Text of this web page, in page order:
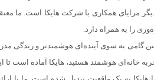
مزایای همکاری با شرکت هایکا است. ما
را به همراه دارد.
گامی به سوی آینده‌ای هوشمندتر و زندگی
خانه‌ای هوشمند هستید، هایکا آماده است تا